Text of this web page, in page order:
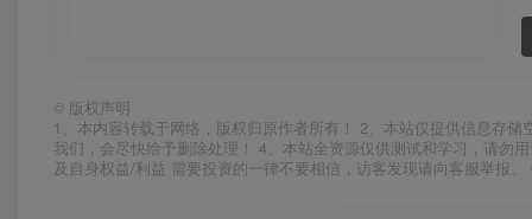
© 版权声明
1、本内容转载于网络，版权归原作者所有！ 2、本站仅提供信息存
我们，会尽快给予删除处理！ 4、本站全资源仅供测试和学习，请勿
及自身权益/利益 需要投资的一律不要相信，访客发现请向客服举报